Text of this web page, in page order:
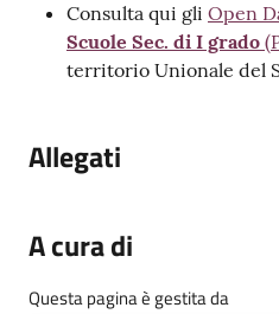
Consulta qui gli Open
Scuole Sec. di I grado (
territorio Unionale del
Allegati
A cura di
Questa pagina è gestita da